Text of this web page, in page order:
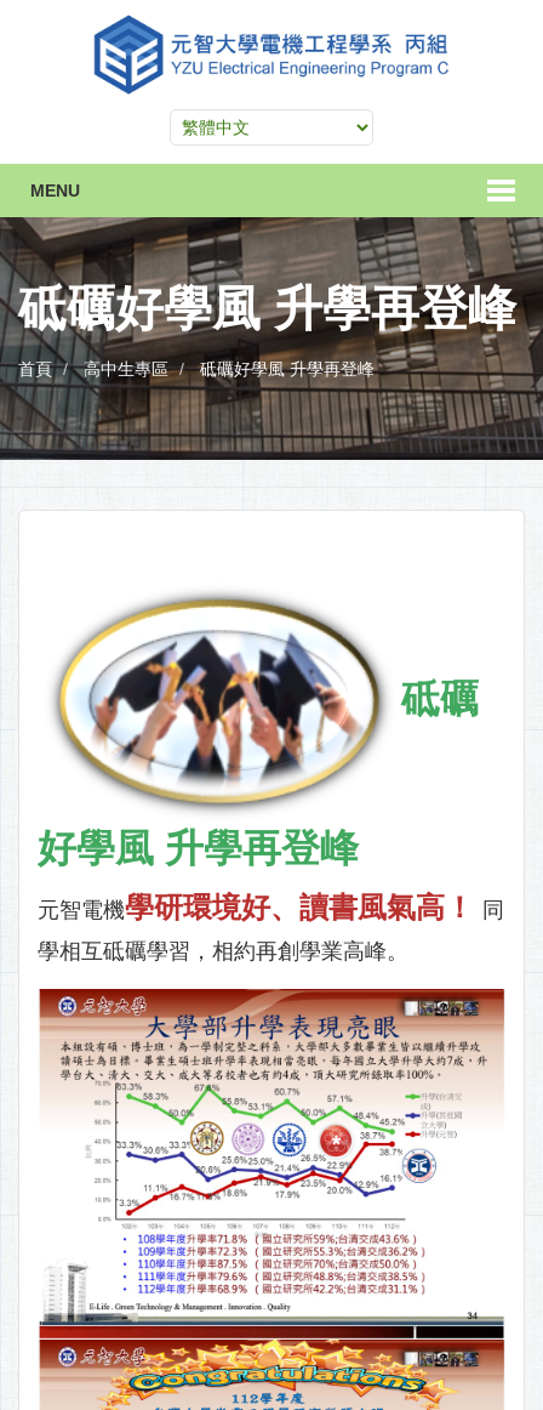
MENU
砥礪好學風 升學再登峰
首頁 高中生專區 砥礪好學風 升學再登峰
砥礪
好學風 升學再登峰
元智電機學研環境好、讀書風氣高！
同
學相互砥礪學習，相約再創學業高峰。